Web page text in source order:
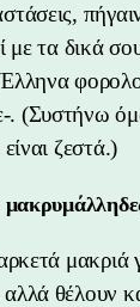
με τα δικά
(Συστήνω
ζεστά.)
μακριά
θέλουν